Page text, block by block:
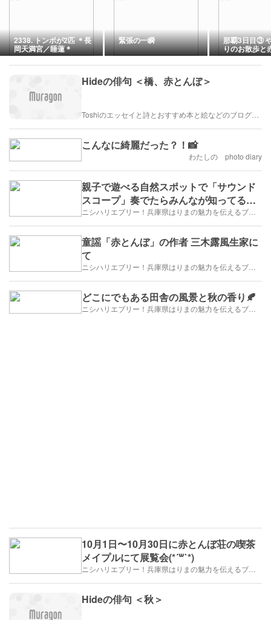
2338. トンボが2匹 ＊長
岡天満宮／睡蓮＊
緊張の一瞬 那覇3日目③
りのお散歩と
お夕食^0^
Hideの俳句 ＜橋、赤とんぼ＞
こんなに綺麗だった？！📸
わたしの photo diary
親子で遊べる自然スポットで「サウンド
スコープ」奏でたらみんなが知ってるあ
のメロディーが♪♪
童謡「赤とんぼ」の作者 三木露風生家に
て
どこにでもある田舎の風景と秋の香り🍂
10月1日〜10月30日に赤とんぼ荘の喫茶
メイプルにて展覧会(*´꒳`*)
Hideの俳句 ＜秋＞